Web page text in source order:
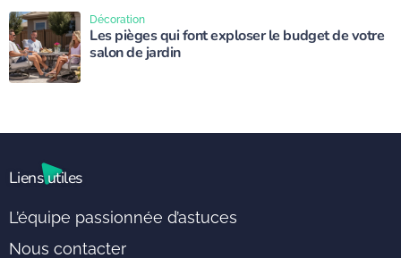
Les pièges qui font exploser le budget de votre
salon de jardin
Décoration
Liens utiles
L’équipe passionnée d’astuces
Nous contacter